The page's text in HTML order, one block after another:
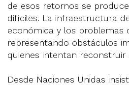
de esos retornos se
difíciles. La infraestructura
económica y los problemas
representando obstáculos
quienes intentan reconstruir
Desde Naciones Unidas